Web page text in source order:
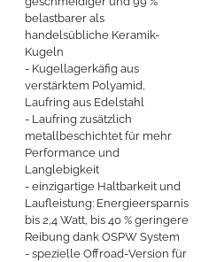
belastbarer als
handelsübliche Keramik-
Kugeln
- Kugellagerkäfig aus
verstärktem Polyamid,
Laufring aus Edelstahl
- Laufring zusätzlich
metallbeschichtet für mehr
Performance und
Langlebigkeit
- einzigartige Haltbarkeit und
Laufleistung: Energieersparnis
bis 2,4 Watt, bis 40 % geringere
Reibung dank OSPW System
- spezielle Offroad-Version für